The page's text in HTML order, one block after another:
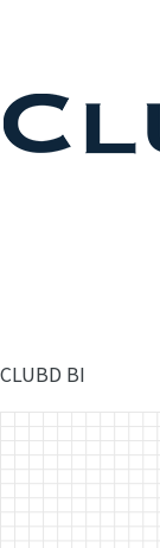
CLUBD BI